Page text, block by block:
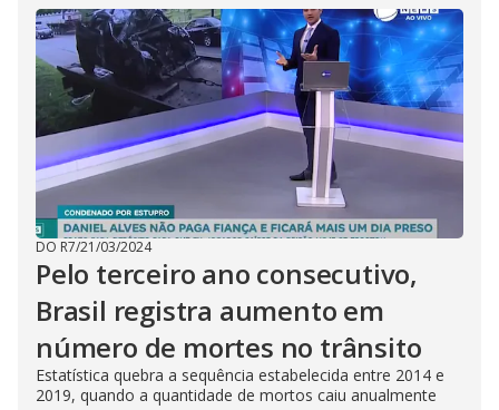
DO R7/21/03/2024
Pelo terceiro ano consecutivo,
Brasil registra aumento em
número de mortes no trânsito
Estatística quebra a sequência estabelecida entre 2014 e
2019, quando a quantidade de mortos caiu anualmente